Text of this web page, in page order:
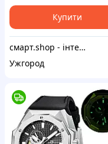
Купити
смарт.shop - інтернет магазин електроніки
Ужгород